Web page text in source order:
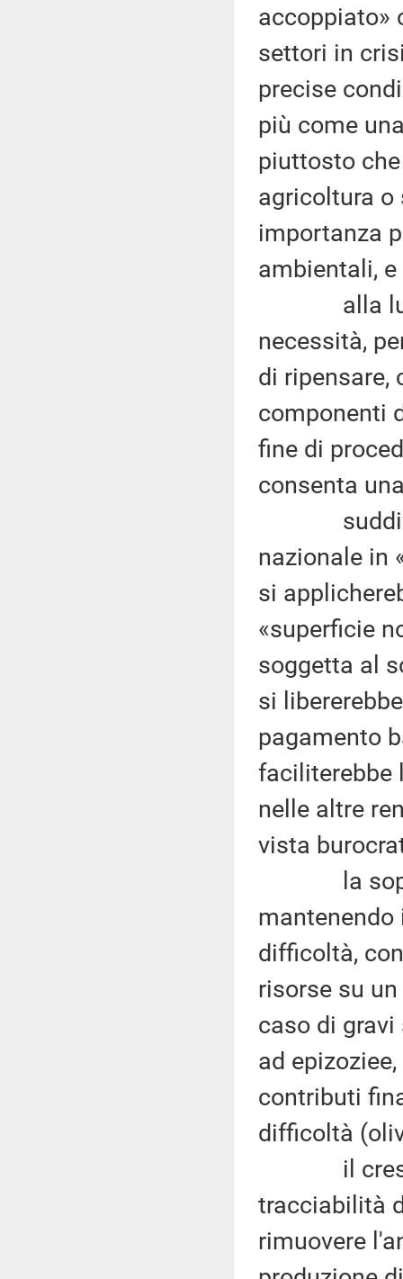
accoppiato»
settori in
precise
più come
piuttosto
agricoltura o
importanza
ambientali,
alla luce
necessità,
di ripensare,
componenti
fine di
consenta
nazionale in
si
«superficie
soggetta al
si
pagamento
faciliterebbe
nelle altre
vista
la
difficoltà,
risorse su
caso di
ad
contributi
difficoltà
il
tracciabilità
rimuovere